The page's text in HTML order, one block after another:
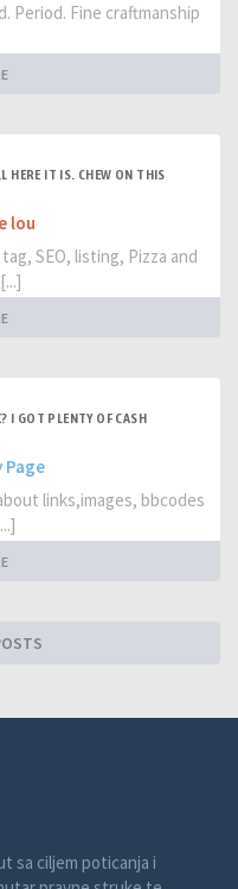
Period. Fine craftmanship
HERE IT IS. CHEW ON THIS
lou
SEO, listing, Pizza and
I GOT PLENTY OF CASH
Page
links,images, bbcodes
sa ciljem poticanja i